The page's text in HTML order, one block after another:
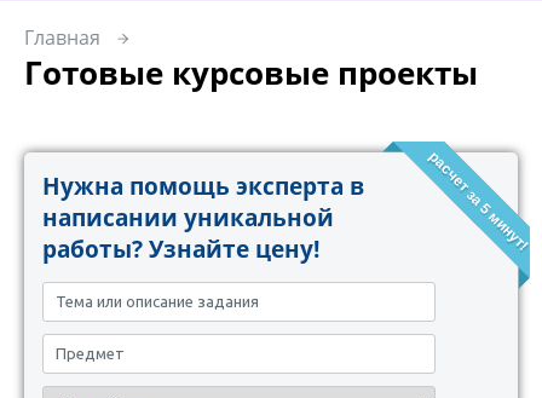
Главная
Готовые курсовые проекты
расчет за 5 минут!
Нужна помощь эксперта в
написании уникальной
работы? Узнайте цену!